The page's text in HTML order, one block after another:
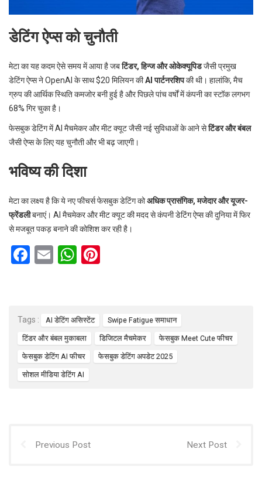
डेटिंग ऐप्स को चुनौती
मेटा का यह कदम ऐसे समय में आया है जबटिंडर, हिन्ज और ओकेक्यूपिडजैसी प्रमुख
डेटिंग ऐप्स ने OpenAI के साथ $20 मिलियन कीAI पार्टनरशिपकी थी। हालांकि, मैच
ग्रुप की आर्थिक स्थिति कमजोर बनी हुई है और पिछले पांच वर्षों में कंपनी का स्टॉक लगभग
68% गिर चुका है।
फेसबुक डेटिंग में AI मैचमेकर और मीट क्यूट जैसी नई सुविधाओं के आने सेटिंडर और बंबल
जैसी ऐप्स के लिए यह चुनौती और भी बढ़ जाएगी।
भविष्य की दिशा
मेटा का लक्ष्य है कि ये नए फीचर्स फेसबुक डेटिंग कोअधिक प्रासंगिक, मजेदार और यूजर-
फ्रेंडलीबनाएं। AI मैचमेकर और मीट क्यूट की मदद से कंपनी डेटिंग ऐप्स की दुनिया में फिर
से मजबूत पकड़ बनाने की कोशिश कर रही है।
F
o
o
k
E
W
s
A
p
p
t
Tags : AI डेटिंग असिस्टेंट Swipe Fatigue समाधान
टिंडर और बंबल मुकाबला डिजिटल मैचमेकर फेसबुक Meet Cute फीचर
फेसबुक डेटिंग AI फीचर फेसबुक डेटिंग अपडेट 2025
सोशल मीडिया डेटिंग AI
Previous Post Next Post